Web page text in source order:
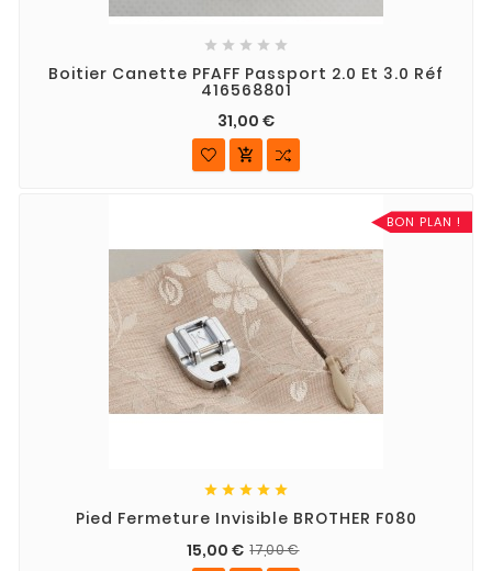
    
Boitier Canette PFAFF Passport 2.0 Et 3.0 Réf
416568801
31,00 €

BON PLAN !
    
Pied Fermeture Invisible BROTHER F080
15,00 € 17,00 €